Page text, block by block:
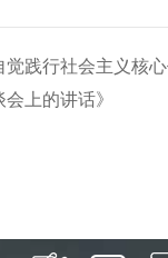
觉践行社会主义
上的讲话》